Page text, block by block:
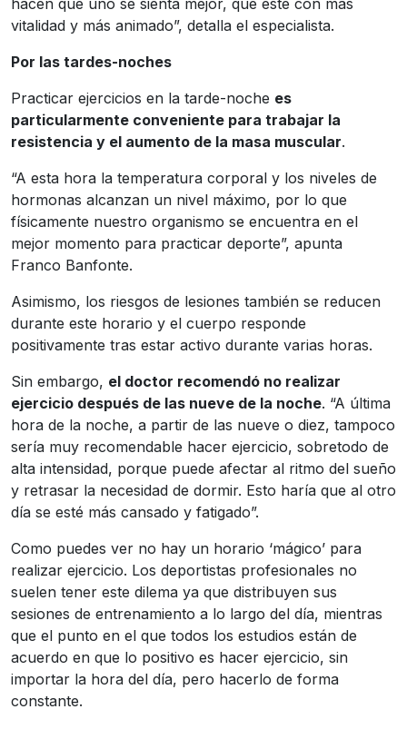
hacen que uno se sienta mejor, que esté con más
vitalidad y más animado”, detalla el especialista.
Por las tardes-noches
Practicar ejercicios en la tarde-noche es
particularmente conveniente para trabajar la
resistencia y el aumento de la masa muscular.
“A esta hora la temperatura corporal y los niveles de
hormonas alcanzan un nivel máximo, por lo que
físicamente nuestro organismo se encuentra en el
mejor momento para practicar deporte”, apunta
Franco Banfonte.
Asimismo, los riesgos de lesiones también se reducen
durante este horario y el cuerpo responde
positivamente tras estar activo durante varias horas.
Sin embargo, el doctor recomendó no realizar
ejercicio después de las nueve de la noche. “A última
hora de la noche, a partir de las nueve o diez, tampoco
sería muy recomendable hacer ejercicio, sobretodo de
alta intensidad, porque puede afectar al ritmo del sueño
y retrasar la necesidad de dormir. Esto haría que al otro
día se esté más cansado y fatigado”.
Como puedes ver no hay un horario ‘mágico’ para
realizar ejercicio. Los deportistas profesionales no
suelen tener este dilema ya que distribuyen sus
sesiones de entrenamiento a lo largo del día, mientras
que el punto en el que todos los estudios están de
acuerdo en que lo positivo es hacer ejercicio, sin
importar la hora del día, pero hacerlo de forma
constante.